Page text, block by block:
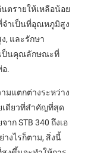
ตรายให้เหลือน้อย
จำเป็นที่อุณหภูมิสูง
, และรักษา
เป็นคุณลักษณะที่
อ.
มแตกต่างระหว่าง
เดียวที่สำคัญที่สุด
ก STB 340 ถึงเอ
งไรก็ตาม, สิ่งนี้